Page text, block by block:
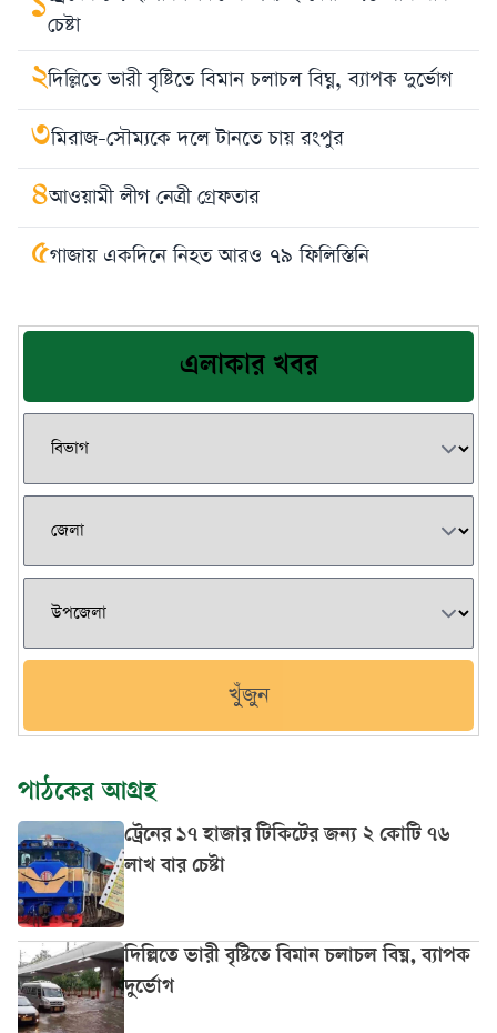
১চেষ্টা
২দিল্লিতে ভারী বৃষ্টিতে বিমান চলাচল বিঘ্ন, ব্যাপক দুর্ভোগ
৩মিরাজ-সৌম্যকে দলে টানতে চায় রংপুর
৪আওয়ামী লীগ নেত্রী গ্রেফতার
৫গাজায় একদিনে নিহত আরও ৭৯ ফিলিস্তিনি
এলাকার খবর
খুঁজুন
পাঠকের আগ্রহ
ট্রেনের ১৭ হাজার টিকিটের জন্য ২ কোটি ৭৬
লাখ বার চেষ্টা
দিল্লিতে ভারী বৃষ্টিতে বিমান চলাচল বিঘ্ন, ব্যাপক
দুর্ভোগ